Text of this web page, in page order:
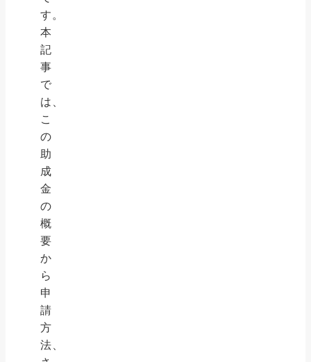
す。
本
記
事
で
は、
こ
の
助
成
金
の
概
要
か
ら
申
請
方
法、